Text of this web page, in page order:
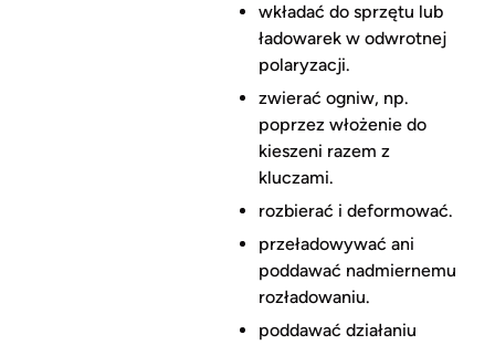
wkładać do sprzętu lub
ładowarek w odwrotnej
polaryzacji.
zwierać ogniw, np.
poprzez włożenie do
kieszeni razem z
kluczami.
rozbierać i deformować.
przeładowywać ani
poddawać nadmiernemu
rozładowaniu.
poddawać działaniu